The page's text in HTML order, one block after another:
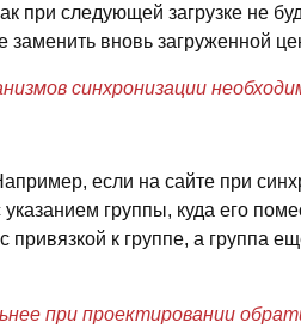
при следующей загрузке не
заменить вновь загруженной
синхронизации
если на сайте при
группы, куда его
к группе, а группа
при проектировании